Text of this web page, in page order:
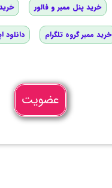
خرید پنل ممبر و فالور
خرید ممبر گروه تلگرام دانلود
عضویت